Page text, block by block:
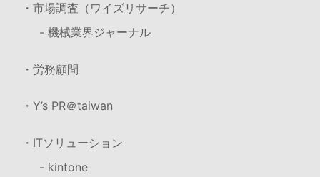
・市場調査（ワイズリサーチ）
- 機械業界ジャーナル
・労務顧問
・Y’s PR＠taiwan
・ITソリューション
- kintone